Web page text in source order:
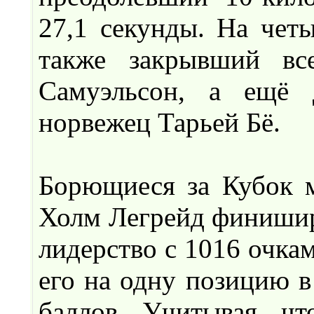
27,1 секунды. На
также закрывший
Самуэльсон, а ещё
норвежец Тарьей Бё.
Борющиеся за Кубок
Холм Легрейд
лидерство с 1016
его на одну позицию